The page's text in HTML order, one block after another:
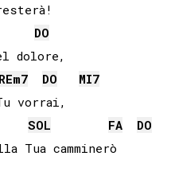
DO
dolore,
REm7 DO MI7
vorrai,
SOL FA
DO